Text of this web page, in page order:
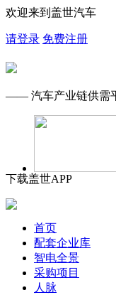
欢迎来到盖世汽车
请登录 免费注册
—— 汽车产业链供
下载盖世APP
首页
配套企业库
智电全景
采购项目
人脉